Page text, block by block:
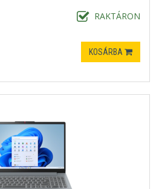
RAKTÁRON
KOSÁRBA